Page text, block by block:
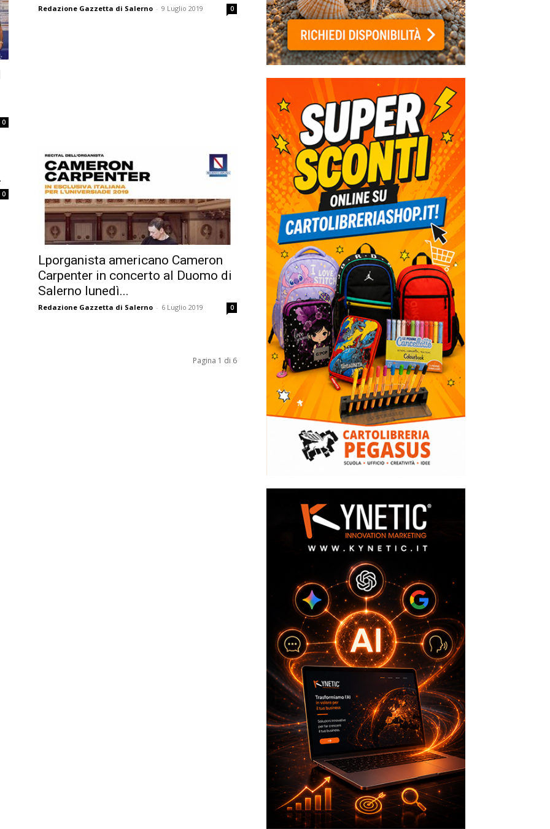
0
Redazione Gazzetta di Salerno - 9 Luglio 2019 0
0
Lporganista americano Cameron
Carpenter in concerto al Duomo di
Salerno lunedì...
Redazione Gazzetta di Salerno - 6 Luglio 2019 0
Pagina 1 di 6